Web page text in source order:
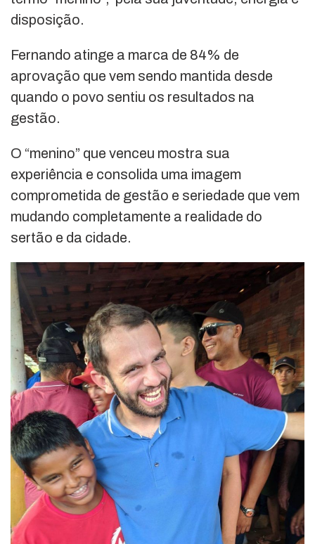
disposição.
Fernando atinge a marca de 84% de
aprovação que vem sendo mantida desde
quando o povo sentiu os resultados na
gestão.
O “menino” que venceu mostra sua
experiência e consolida uma imagem
comprometida de gestão e seriedade que vem
mudando completamente a realidade do
sertão e da cidade.